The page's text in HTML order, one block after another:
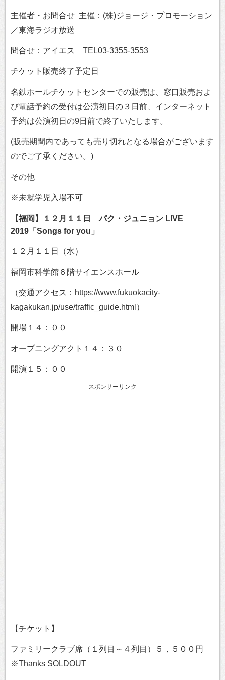
主催者・お問合せ 主催：(株)ジョージ・プロモーション
／東海ラジオ放送
問合せ：アイエス TEL03-3355-3553
チケット販売終了予定日
名鉄ホールチケットセンターでの販売は、窓口販売およ
び電話予約の受付は公演初日の３日前、インターネット
予約は公演初日の9日前で終了いたします。
(販売期間内であっても売り切れとなる場合がございます
のでご了承ください。)
その他
※未就学児入場不可
【福岡】１２月１１日 パク・ジュニョン LIVE
2019「Songs for you」
１２月１１日（水）
福岡市科学館６階サイエンスホール
（交通アクセス：https://www.fukuokacity-
kagakukan.jp/use/traffic_guide.html）
開場１４：００
オープニングアクト１４：３０
開演１５：００
スポンサーリンク
【チケット】
ファミリークラブ席（１列目～４列目）５，５００円
※Thanks SOLDOUT